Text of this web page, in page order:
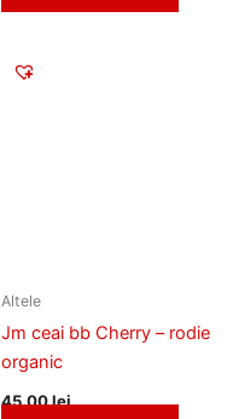
Altele
Jm ceai bb Cherry – rodie
organic
45,00lei